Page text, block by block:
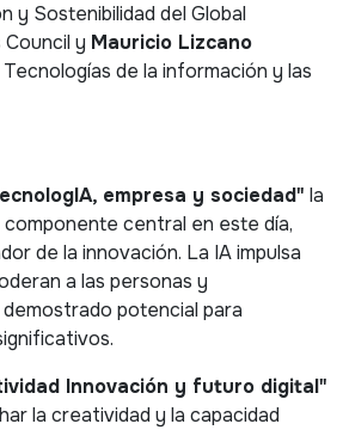
y Sostenibilidad del Global
y Mauricio Lizcano
de la información y las
empresa y sociedad" la
central en este día,
de la innovación. La IA impulsa
a las personas y
potencial para
Innovación y futuro digital"
la creatividad y la capacidad